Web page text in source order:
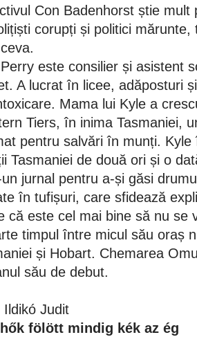
Con Badenhorst știe
corupți și politici mărunte,
este consilier și asistent
A lucrat în licee, adăposturi
Mama lui Kyle a
Tiers, în inima Tasmaniei,
pentru salvări în munți. Kyle
Tasmaniei de două ori și o
jurnal pentru a‑și găsi
în tufișuri, care sfidează
că este cel mai bine să nu se
timpul între micul său oraș
și Hobart. Chemarea
său de debut.
Ildikó Judit
fölött mindig kék az ég